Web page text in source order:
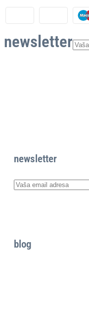
newsletter
newsletter
blog